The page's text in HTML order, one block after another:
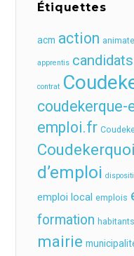
Étiquettes
acm action
apprentis candidats
contrat
coudekerque-
emploi.fr
d’emploi
emploi local emplois
formation habitants
mairie